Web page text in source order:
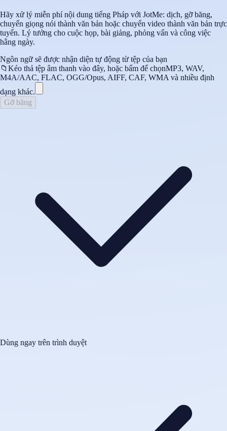
Hãy xử lý miễn phí nội dung tiếng Pháp với JotMe: dịch, gỡ băng,
chuyển giọng nói thành văn bản hoặc chuyển video thành văn bản trực
tuyến. Lý tưởng cho cuộc họp, bài giảng, phỏng vấn và công việc
hằng ngày.
Ngôn ngữ sẽ được nhận diện tự động từ tệp của bạn
📁 Kéo thả tệp âm thanh vào đây, hoặc bấm để chọnMP3, WAV,
M4A/AAC, FLAC, OGG/Opus, AIFF, CAF, WMA và nhiều định
dạng khác.
Gỡ băng
Dùng ngay trên trình duyệt